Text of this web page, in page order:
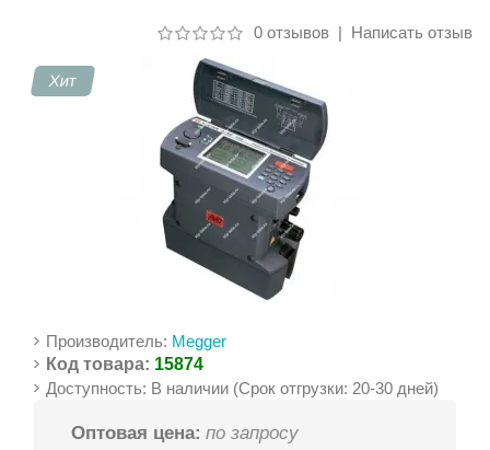
0 отзывов| Написать отзыв
Хит
Производитель: Megger
Код товара: 15874
Доступность: В наличии (Срок отгрузки: 20-30 дней)
Оптовая цена: по запросу